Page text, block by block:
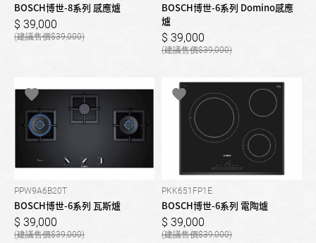
BOSCH博世-8系列 感應爐
39,000
39,000
BOSCH博世-6系列 Domino感應
爐
39,000
39,000
PPW9A6B20T
BOSCH博世-6系列 瓦斯爐
39,000
39,000
PKK651FP1E
BOSCH博世-6系列 電陶爐
39,000
39,000